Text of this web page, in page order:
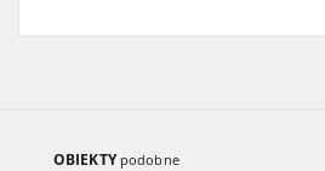
OBIEKTY podobne